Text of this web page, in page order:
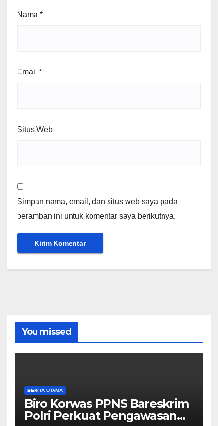
Nama *
Email *
Situs Web
Simpan nama, email, dan situs web saya pada
peramban ini untuk komentar saya berikutnya.
You missed
BERITA UTAMA
Biro Korwas PPNS Bareskrim
Polri Perkuat Pengawasan